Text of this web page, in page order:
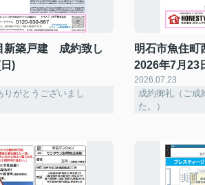
新築戸建 成約致し
)
りがとうございまし
明石市魚住
2026年7月23
2026.07.23
成約御礼（ご成
た。）